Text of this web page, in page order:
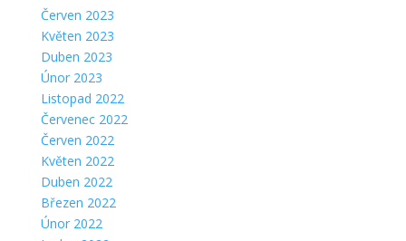
Červen 2023
Květen 2023
Duben 2023
Únor 2023
Listopad 2022
Červenec 2022
Červen 2022
Květen 2022
Duben 2022
Březen 2022
Únor 2022